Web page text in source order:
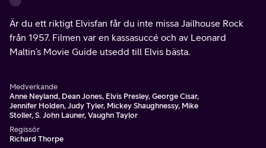
Är du ett riktigt Elvisfan får du inte missa Jailhouse Rock
från 1957. Filmen var en kassasuccé och av Leonard
Maltin’s Movie Guide utsedd till Elvis bästa.
Medverkande
Anne Neyland, Dean Jones, Elvis Presley, George Cisar,
Jennifer Holden, Judy Tyler, Mickey Shaughnessy, Mike
Stoller, S. John Launer, Vaughn Taylor
Regissör
Richard Thorpe